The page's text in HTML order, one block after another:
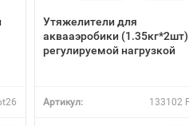
Утяжелители для
аквааэробики (1.35кг*2шт)
регулируемой нагрузкой
Артикул: 133102